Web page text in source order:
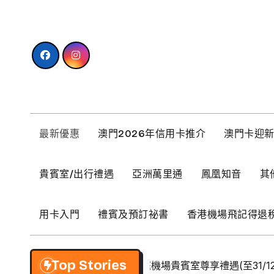
最新優惠 澳門2026年信用卡推介 澳門卡迎新
貴賓室/出行禮遇 亞洲萬里通 鳳凰知音 其
用卡入門 禮賓及預訂祕書 香港機場飛記得退
Top Stories
【BCM】環亞優逸庭機場貴賓室尊享禮遇(至31/